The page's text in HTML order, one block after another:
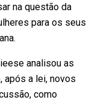
na questão da
para os seus
analisou as
após a lei, novos
como